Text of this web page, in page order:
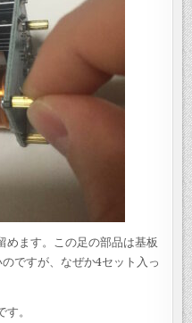
めます。この足の部品は基板
ですが、なぜか4セット入っ
。